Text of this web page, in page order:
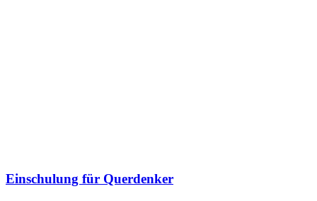
Einschulung für Querdenker